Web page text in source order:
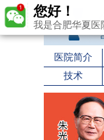
医院简介
技术
您好！
我是合肥华夏医